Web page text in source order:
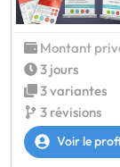
Montant
3 jours
3 variantes
3 révisions
Voir le